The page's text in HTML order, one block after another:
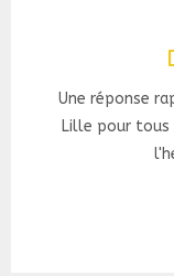
Une réponse
Lille pour tous